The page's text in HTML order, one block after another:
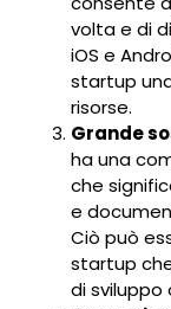
volta e di
iOS e
startup
risorse.
Grande
ha una
che
e
Ciò può
startup
di sviluppo